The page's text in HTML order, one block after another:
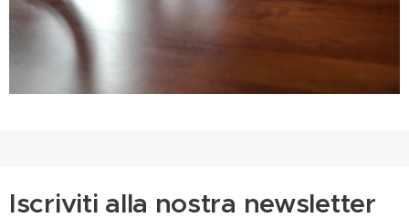
Iscriviti alla nostra newsletter